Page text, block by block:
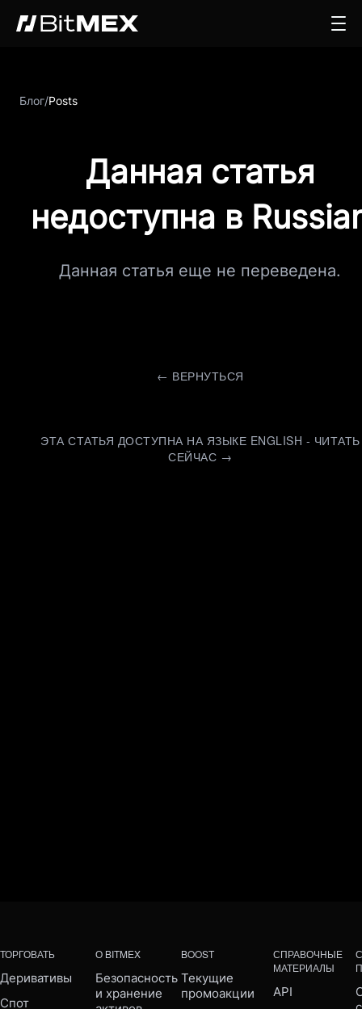
Блог/Posts
Данная статья
недоступна в
Данная статья еще не переведена.
← ВЕРНУТЬСЯ
ЭТА СТАТЬЯ ДОСТУПНА НА ЯЗЫКЕ ENGLISH - ЧИТАТЬ
СЕЙЧАС →
ТОРГОВАТЬ
Деривативы
Спот
О BITMEX
Безопасность
и хранение
BOOST
Текущие
промоакции
СПРАВОЧНЫЕ
МАТЕРИАЛЫ
API